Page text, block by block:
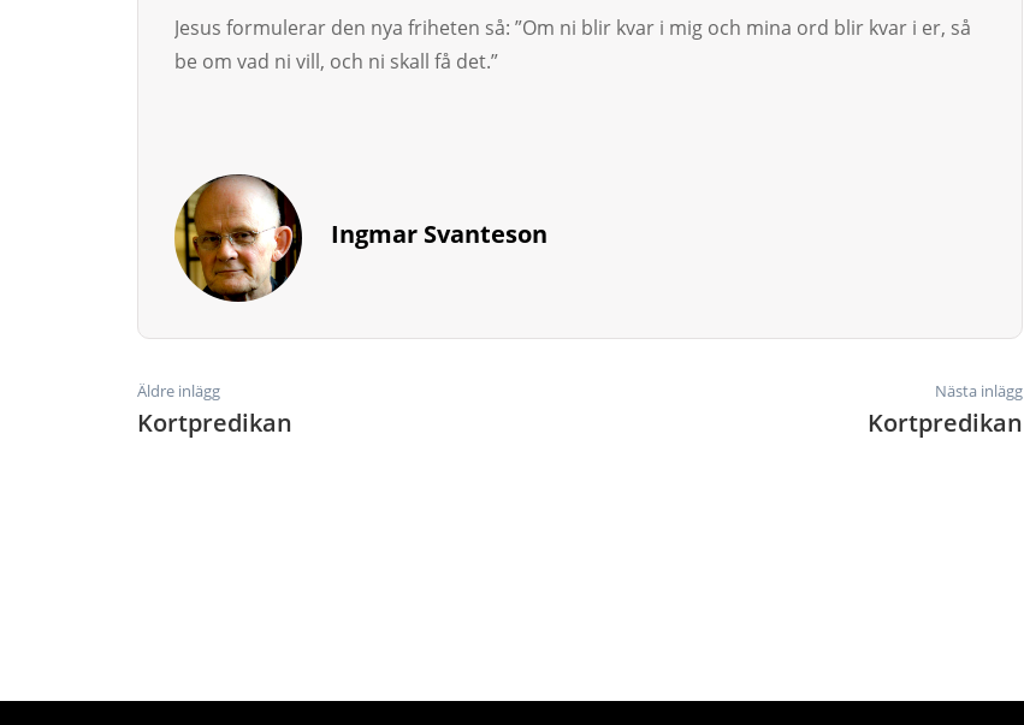
Jesus formulerar den nya friheten så: ”Om ni blir kvar i mig och mina ord blir kvar i er, så
be om vad ni vill, och ni skall få det.”
Ingmar Svanteson
Äldre inlägg
Kortpredikan
Nästa inlägg
Kortpredikan